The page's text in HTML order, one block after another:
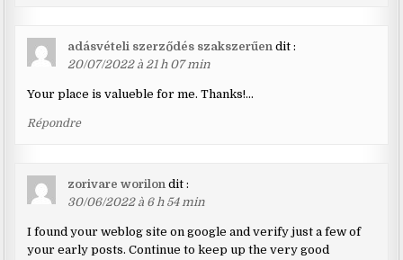
adásvételi szerződés szakszerűen dit :
20/07/2022 à 21 h 07 min
Your place is valueble for me. Thanks!…
Répondre
zorivare worilon dit :
30/06/2022 à 6 h 54 min
I found your weblog site on google and verify just a few of
your early posts. Continue to keep up the very good